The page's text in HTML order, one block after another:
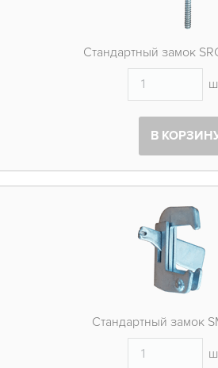
Стандартный замок
В
Стандартный замок